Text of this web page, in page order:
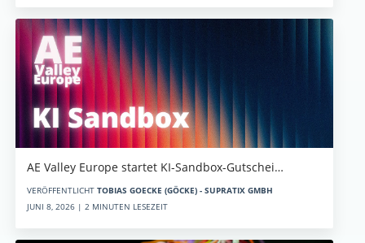
AE Valley Europe startet KI-Sandbox-Gutschei…
VERÖFFENTLICHT TOBIAS GOECKE (GÖCKE) - SUPRATIX GMBH
JUNI 8, 2026 | 2 MINUTEN LESEZEIT